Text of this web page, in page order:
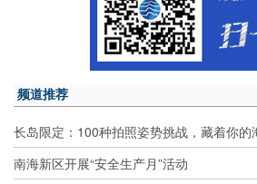
频道推荐
长岛限定：100种拍照姿势挑战，藏着你的
南海新区开展“安全生产月”活动